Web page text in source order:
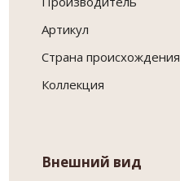
Артикул
Страна происхождения
Коллекция
Внешний вид